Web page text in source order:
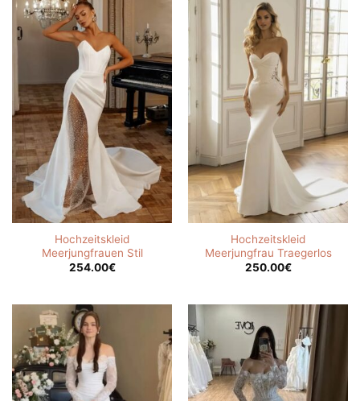
Hochzeitskleid
Meerjungfrauen Stil
254.00€
Hochzeitskleid
Meerjungfrau Traegerlos
250.00€